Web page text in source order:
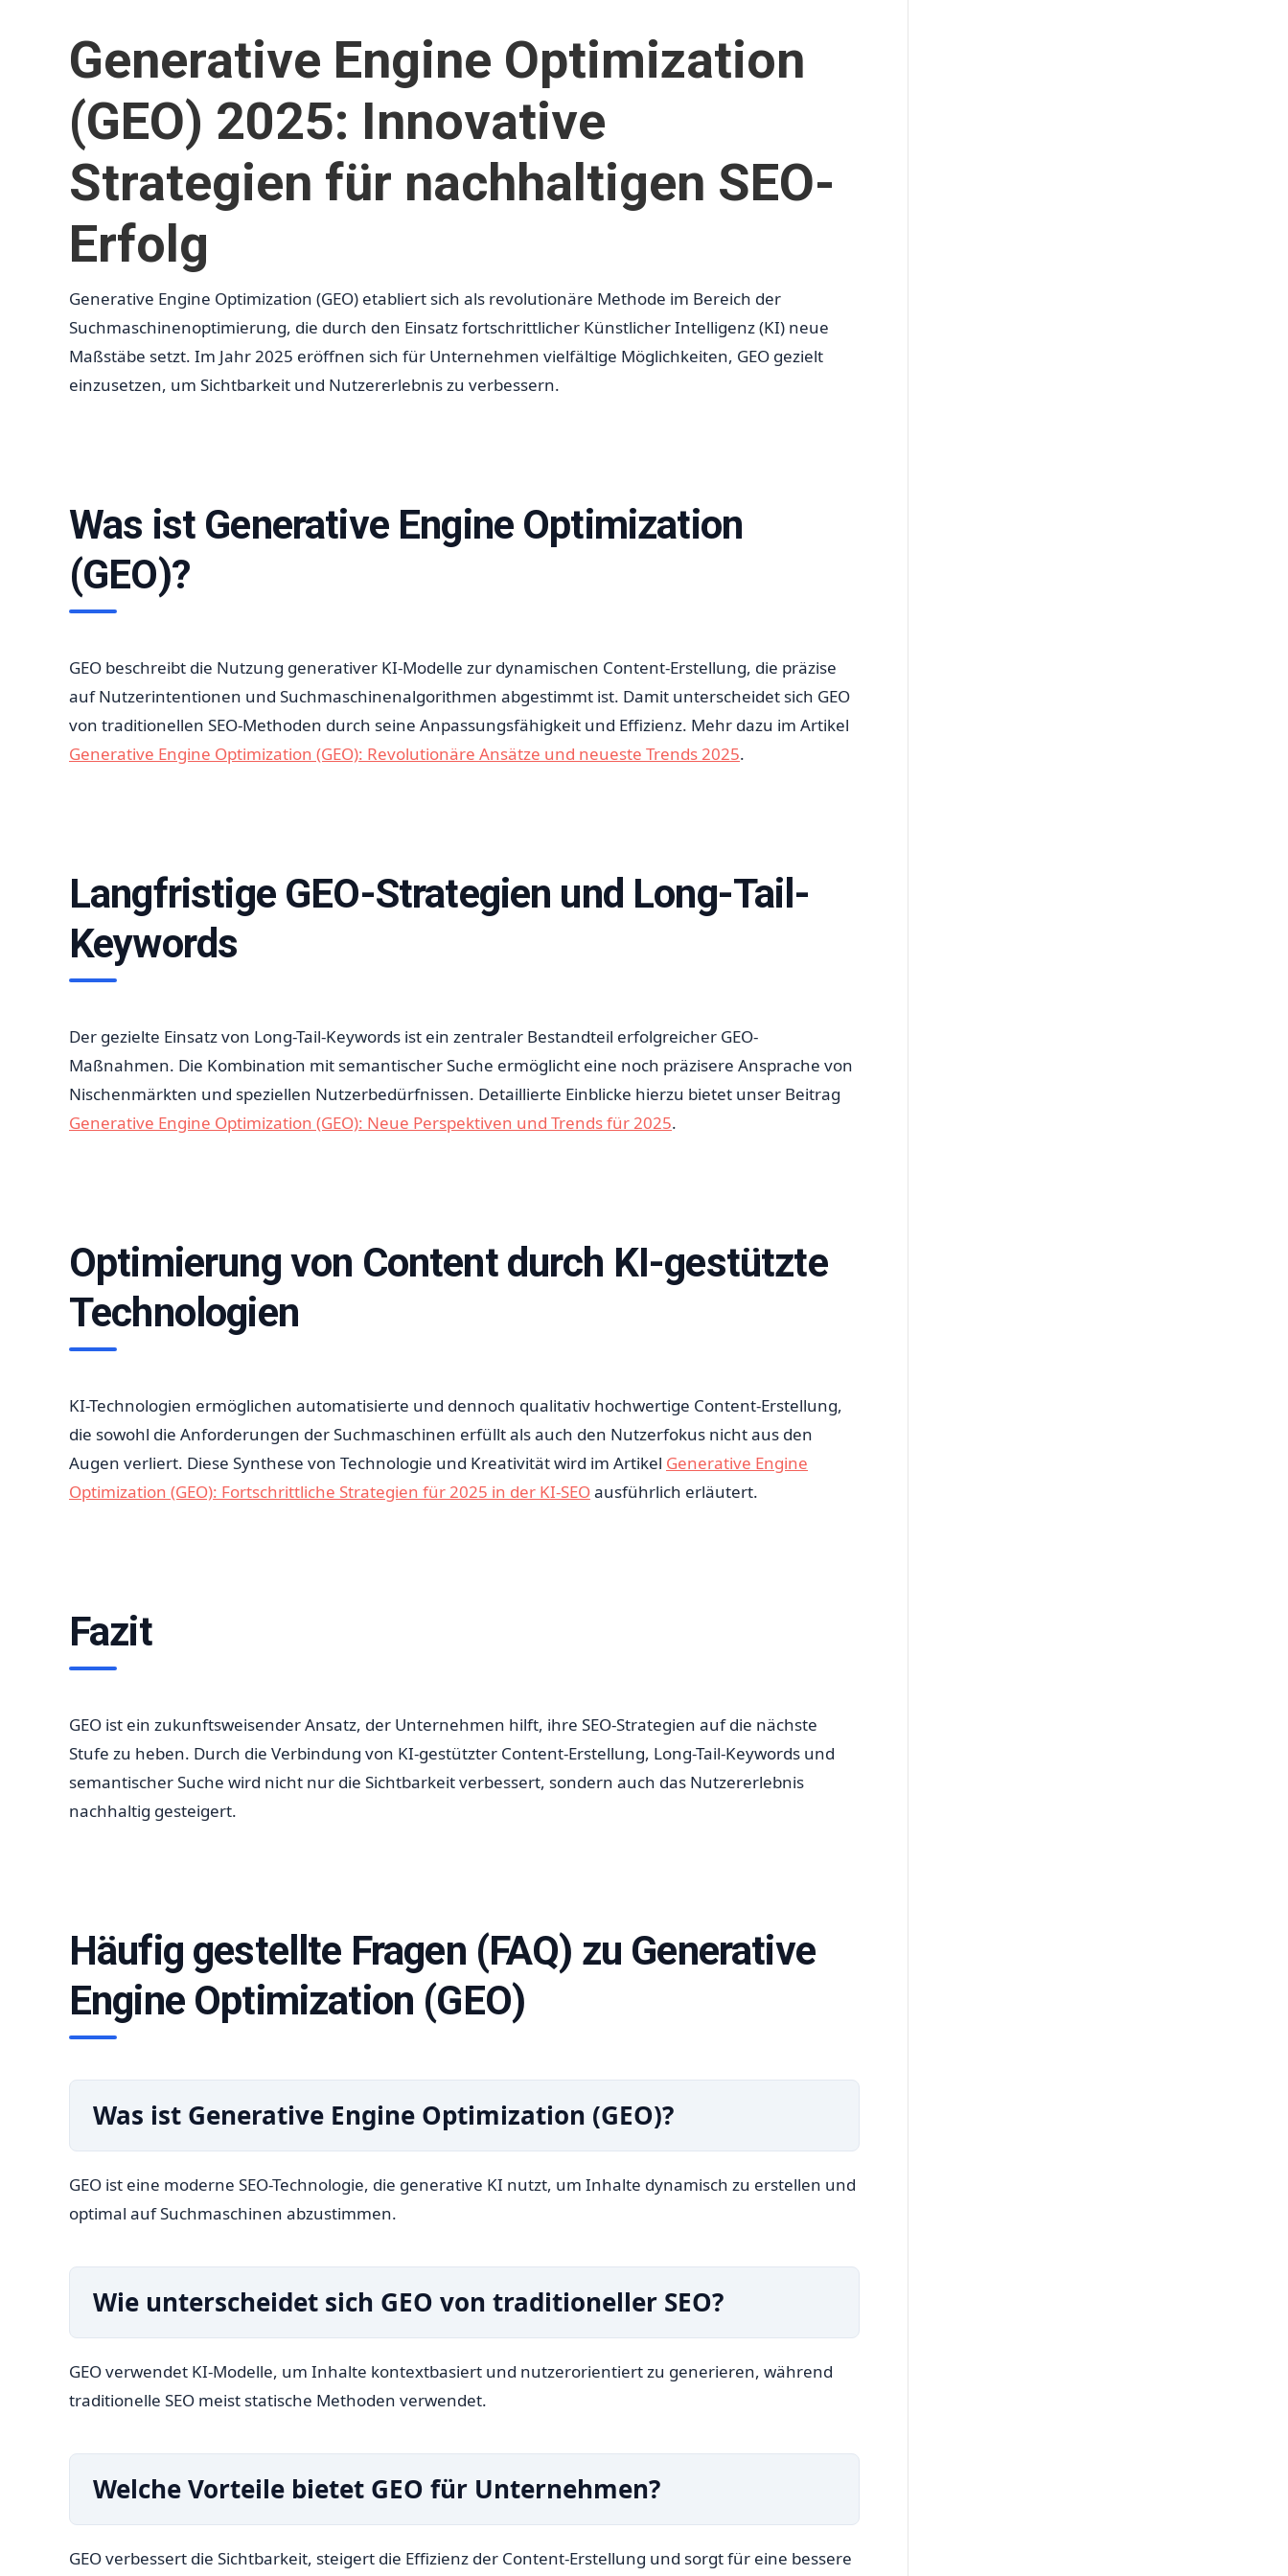
Generative Engine Optimization
(GEO) 2025: Innovative
Strategien für nachhaltigen SEO-
Erfolg
Generative Engine Optimization (GEO) etabliert sich als revolutionäre Methode im Bereich der
Suchmaschinenoptimierung, die durch den Einsatz fortschrittlicher Künstlicher Intelligenz (KI) neue
Maßstäbe setzt. Im Jahr 2025 eröffnen sich für Unternehmen vielfältige Möglichkeiten, GEO gezielt
einzusetzen, um Sichtbarkeit und Nutzererlebnis zu verbessern.
Was ist Generative Engine Optimization
(GEO)?
GEO beschreibt die Nutzung generativer KI-Modelle zur dynamischen Content-Erstellung, die präzise
auf Nutzerintentionen und Suchmaschinenalgorithmen abgestimmt ist. Damit unterscheidet sich GEO
von traditionellen SEO-Methoden durch seine Anpassungsfähigkeit und Effizienz. Mehr dazu im Artikel
Generative Engine Optimization (GEO): Revolutionäre Ansätze und neueste Trends 2025.
Langfristige GEO-Strategien und Long-Tail-
Keywords
Der gezielte Einsatz von Long-Tail-Keywords ist ein zentraler Bestandteil erfolgreicher GEO-
Maßnahmen. Die Kombination mit semantischer Suche ermöglicht eine noch präzisere Ansprache von
Nischenmärkten und speziellen Nutzerbedürfnissen. Detaillierte Einblicke hierzu bietet unser Beitrag
Generative Engine Optimization (GEO): Neue Perspektiven und Trends für 2025.
Optimierung von Content durch KI-gestützte
Technologien
KI-Technologien ermöglichen automatisierte und dennoch qualitativ hochwertige Content-Erstellung,
die sowohl die Anforderungen der Suchmaschinen erfüllt als auch den Nutzerfokus nicht aus den
Augen verliert. Diese Synthese von Technologie und Kreativität wird im Artikel Generative Engine
Optimization (GEO): Fortschrittliche Strategien für 2025 in der KI-SEOausführlich erläutert.
Fazit
GEO ist ein zukunftsweisender Ansatz, der Unternehmen hilft, ihre SEO-Strategien auf die nächste
Stufe zu heben. Durch die Verbindung von KI-gestützter Content-Erstellung, Long-Tail-Keywords und
semantischer Suche wird nicht nur die Sichtbarkeit verbessert, sondern auch das Nutzererlebnis
nachhaltig gesteigert.
Häufig gestellte Fragen (FAQ) zu Generative
Engine Optimization (GEO)
Was ist Generative Engine Optimization (GEO)?
GEO ist eine moderne SEO-Technologie, die generative KI nutzt, um Inhalte dynamisch zu erstellen und
optimal auf Suchmaschinen abzustimmen.
Wie unterscheidet sich GEO von traditioneller SEO?
GEO verwendet KI-Modelle, um Inhalte kontextbasiert und nutzerorientiert zu generieren, während
traditionelle SEO meist statische Methoden verwendet.
Welche Vorteile bietet GEO für Unternehmen?
GEO verbessert die Sichtbarkeit, steigert die Effizienz der Content-Erstellung und sorgt für eine bessere